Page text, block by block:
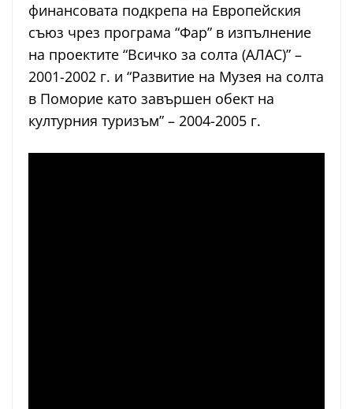
финансовата подкрепа на Европейския
съюз чрез програма “Фар” в изпълнение
на проектите “Всичко за солта (АЛАС)” –
2001-2002 г. и “Развитие на Музея на солта
в Поморие като завършен обект на
културния туризъм” – 2004-2005 г.